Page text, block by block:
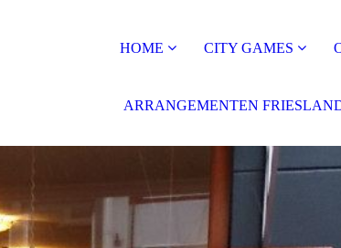
HOME CITY GAMES
ARRANGEMENTEN